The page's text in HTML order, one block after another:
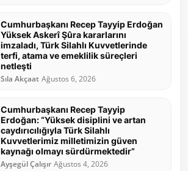
Cumhurbaşkanı Recep Tayyip Erdoğan
Yüksek Askerî Şûra kararlarını
imzaladı, Türk Silahlı Kuvvetlerinde
terfi, atama ve emeklilik süreçleri
netleşti
Sıla Akçaat Ağustos 6, 2026
Cumhurbaşkanı Recep Tayyip
Erdoğan: “Yüksek disiplini ve artan
caydırıcılığıyla Türk Silahlı
Kuvvetlerimiz milletimizin güven
kaynağı olmayı sürdürmektedir”
Ayşegül Çalışır Ağustos 4, 2026